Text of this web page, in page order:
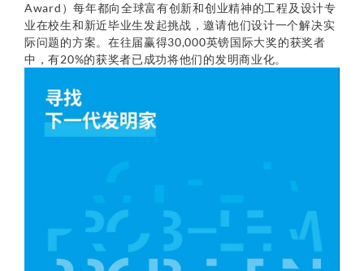
Award）每年都向全球富有创新和创业精神的工程及设计专
业在校生和新近毕业生发起挑战，邀请他们设计一个解决实
际问题的方案。在往届赢得30,000英镑国际大奖的获奖者
中，有20%的获奖者已成功将他们的发明商业化。